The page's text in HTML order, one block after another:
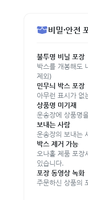
비밀·안전
불투명 비닐 포장
박스를 개봉해도
제외)
민무늬 박스 포장
아무런 표시가 없
상품명 미기재
운송장에 상품명
보내는 사람
운송장의 보내는
박스 제거 가능
오나홀 제품 포장
있습니다.
포장 동영상 녹화
주문하신 상품의